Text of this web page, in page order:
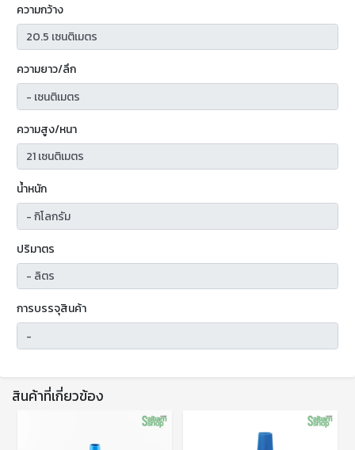
ความกว้าง
ความยาว/ลึก
ความสูง/หนา
น้ำหนัก
ปริมาตร
การบรรจุสินค้า
สินค้าที่เกี่ยวข้อง